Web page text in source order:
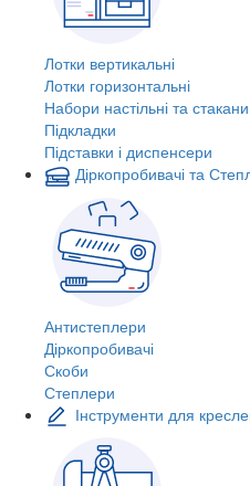
Лотки вертикальні
Лотки горизонтальні
Набори настільні та
Підкладки
Підставки і диспенсери
Діркопробивачі та
Антистеплери
Діркопробивачі
Скоби
Степлери
Інструменти для